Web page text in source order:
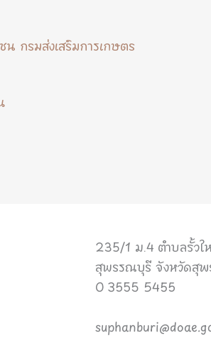
กรมส่งเสริมการเกษตร
235/1 ม.4 ตำบลรั้วใ
สุพรรณบุรี จังหวัดสุ
0 3555 5455